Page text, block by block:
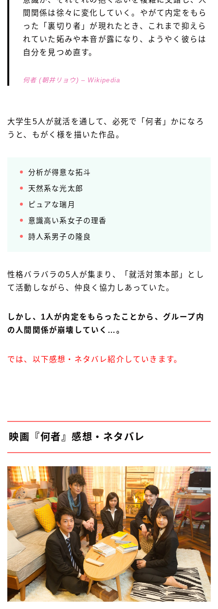
間関係は徐々に変化していく。やがて内定をもら
った「裏切り者」が現れたとき、これまで抑えら
れていた妬みや本音が露になり、ようやく彼らは
自分を見つめ直す。
何者 (朝井リョウ) – Wikipedia
大学生5人が就活を通して、必死で「何者」かになろ
うと、もがく様を描いた作品。
分析が得意な拓斗
天然系な光太郎
ピュアな瑞月
意識高い系女子の理香
詩人系男子の隆良
性格バラバラの5人が集まり、「就活対策本部」とし
て活動しながら、仲良く協力しあっていた。
しかし、1人が内定をもらったことから、グループ内
の人間関係が崩壊していく…。
では、以下感想・ネタバレ紹介していきます。
映画『何者』感想・ネタバレ